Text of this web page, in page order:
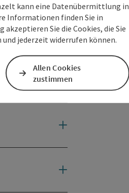
kann eine Datenübermittlung in
Informationen finden Sie in
Sie die Cookies, die Sie
jederzeit widerrufen können.
Allen Cookies
zustimmen